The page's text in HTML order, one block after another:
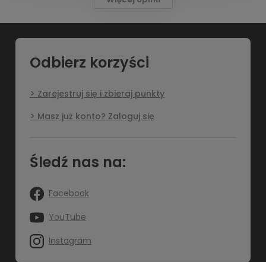
Odbierz korzyści
Zarejestruj się i zbieraj punkty
Masz już konto? Zaloguj się
Śledź nas na:
Facebook
YouTube
Instagram